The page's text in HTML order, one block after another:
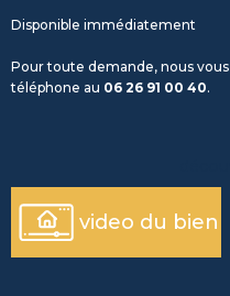
Disponible immédiatement
Pour toute demande, nous
téléphone au 06 26 91 00 40.
video du bien